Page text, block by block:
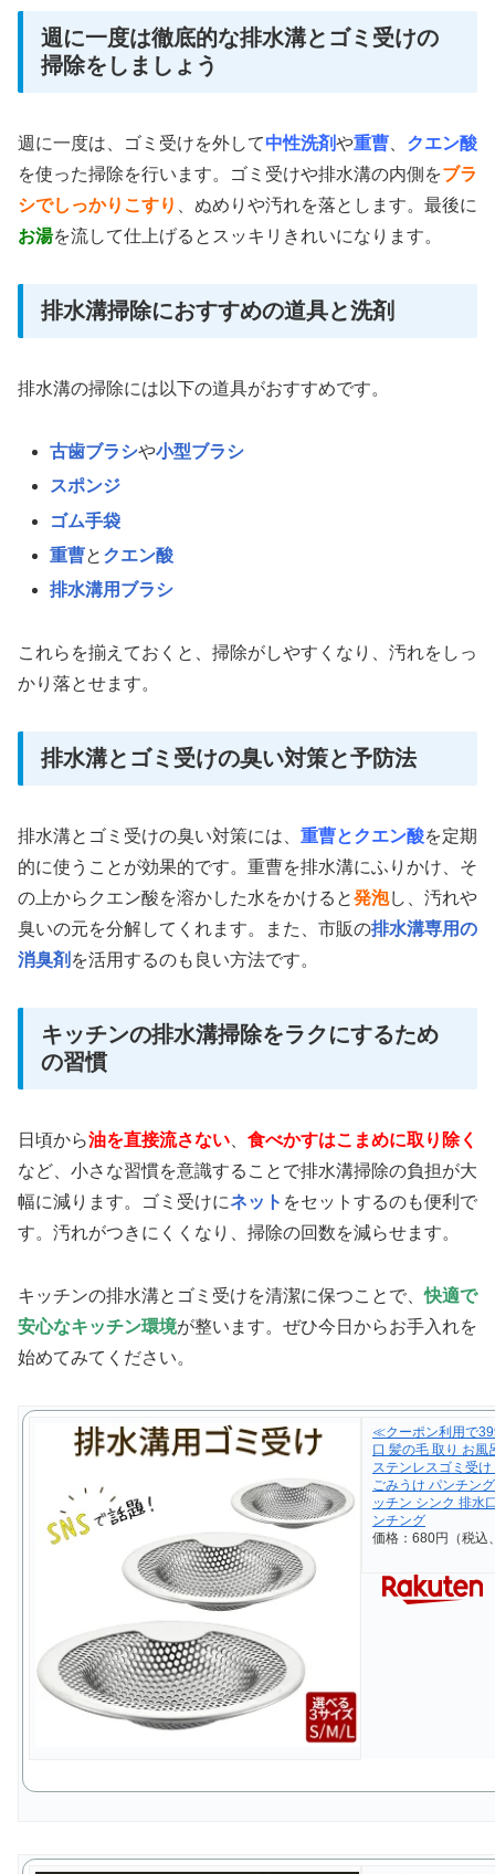
週に一度は徹底的な排水溝とゴミ受けの
掃除をしましょう
週に一度は、ゴミ受けを外して中性洗剤や重曹
クエン酸
を使った掃除を行います。ゴミ受けや排水溝の内側をブラ
シでしっかりこすり
、ぬめりや汚れを落とします。最後に
お湯を流して仕上げるとスッキリきれいになります。
排水溝掃除におすすめの道具と洗剤
排水溝の掃除には以下の道具がおすすめです。
古歯ブラシや小型ブラシ
スポンジ
ゴム手袋
重曹と クエン酸
排水溝用ブラシ
これらを揃えておくと、掃除がしやすくなり、汚れをしっ
かり落とせます。
排水溝とゴミ受けの臭い対策と予防法
排水溝とゴミ受けの臭い対策には、 重曹とクエン酸を定期
的に使うことが効果的です。重曹を排水溝にふりかけ、そ
の上からクエン酸を溶かした水をかけると発泡し、汚れや
臭いの元を分解してくれます。また、市販の排水溝専用の
消臭剤 を活用するのも良い方法です。
キッチンの排水溝掃除をラクにするため
の習慣
日頃から油を直接流さない
食べかすはこまめに取り除く
など、小さな習慣を意識することで排水溝掃除の負担が大
幅に減ります。ゴミ受けにネット をセットするのも便利で
す。汚れがつきにくくなり、掃除の回数を減らせます。
キッチンの排水溝とゴミ受けを清潔に保つことで、快適で
安心なキッチン環境が整います。ぜひ今日からお手入れを
始めてみてください。
≪クーポン利用で
口 髪の毛 取り お風
ステンレスゴミ受
ごみうけ パンチン
ッチン シンク 排水
ンチング
価格：680円（税込